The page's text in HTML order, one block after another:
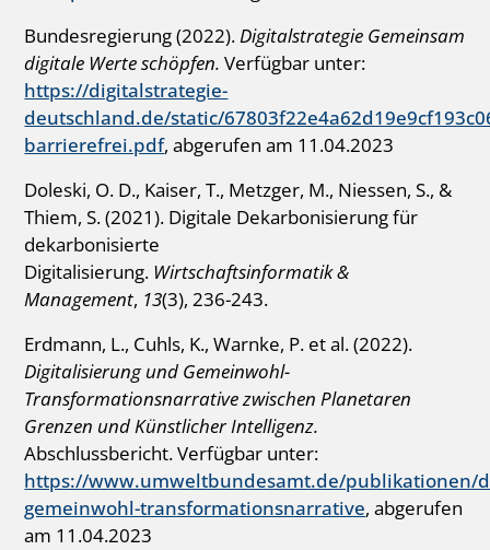
Bundesregierung (2022).Digitalstrategie Gemeinsam
digitale Werte schöpfen. Verfügbar unter:
https://digitalstrategie-
deutschland.de/static/
barrierefrei.pdf, abgerufen am 11.04.2023
Doleski, O. D., Kaiser, T., Metzger, M., Niessen, S., &
Thiem, S. (2021). Digitale Dekarbonisierung für
dekarbonisierte
Digitalisierung. Wirtschaftsinformatik &
Management, 13(3), 236-243.
Erdmann, L., Cuhls, K., Warnke, P. et al. (2022).
Digitalisierung und Gemeinwohl-
Transformationsnarrative zwischen Planetaren
Grenzen und Künstlicher Intelligenz.
Abschlussbericht. Verfügbar unter:
https://www.umweltbundesamt.de/publikationen/
gemeinwohl-transformationsnarrative, abgerufen
am 11.04.2023